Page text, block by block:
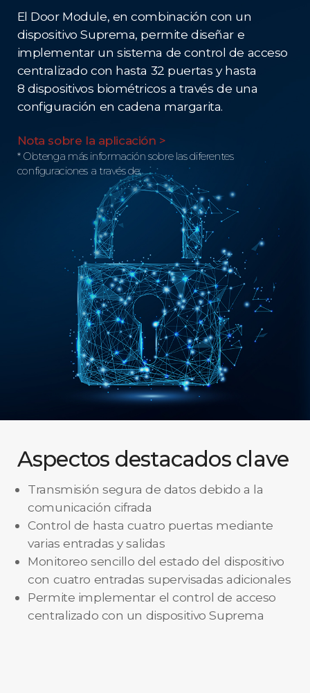
El Door Module, en combinación con un
dispositivo Suprema, permite diseñar e
implementar un sistema de control de acceso
centralizado con hasta 32 puertas y hasta
8 dispositivos biométricos a través de una
configuración en cadena margarita.
Nota sobre la aplicación >
* Obtenga más información sobre las diferentes
configuraciones a través de.
Aspectos destacados clave
Transmisión segura de datos debido a la
comunicación cifrada
Control de hasta cuatro puertas mediante
varias entradas y salidas
Monitoreo sencillo del estado del dispositivo
con cuatro entradas supervisadas adicionales
Permite implementar el control de acceso
centralizado con un dispositivo Suprema